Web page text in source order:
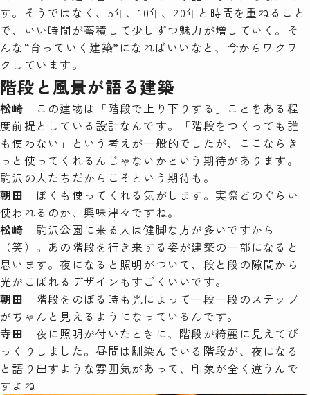
す。そうではなく、5年、10年、20年と時間を重ねること
で、いい時間が蓄積して少しずつ魅力が増していく。そ
んな“育っていく建築”になればいいなと、今からワクワ
クしています。
階段と風景が語る建築
松崎 この建物は「階段で上り下りする」ことをある程
度前提としている設計なんです。「階段をつくっても誰
も使わない」という考えが一般的でしたが、ここならき
っと使ってくれるんじゃないかという期待があります。
駒沢の人たちだからこそという期待も。
朝田
ぼくも使ってくれる気がします。実際どのぐらい
使われるのか、興味津々ですね。
松崎 駒沢公園に来る人は健脚な方が多いですから
（笑）。あの階段を行き来する姿が建築の一部になると
思います。夜になると照明がついて、段と段の隙間から
光がこぼれるデザインもすごくいいです。
朝田
階段をのぼる時も光によって一段一段のステップ
がちゃんと見えるようになっているんです。
寺田
夜に照明が付いたときに、階段が綺麗に見えてび
っくりしました。昼間は馴染んでいる階段が、夜になる
と語り出すような雰囲気があって、印象が全く違うんで
すよね